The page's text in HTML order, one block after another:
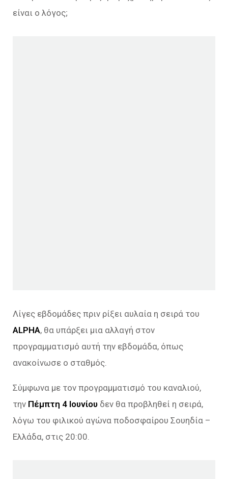
είναι ο λόγος;
Λίγες εβδομάδες πριν ρίξει αυλαία η σειρά του
ALPHA, θα υπάρξει μια αλλαγή στον
προγραμματισμό αυτή την εβδομάδα, όπως
ανακοίνωσε ο σταθμός.
Σύμφωνα με τον προγραμματισμό του καναλιού,
την Πέμπτη 4 Ιουνίου δεν θα προβληθεί η σειρά,
λόγω του φιλικού αγώνα ποδοσφαίρου Σουηδία –
Ελλάδα, στις 20:00.